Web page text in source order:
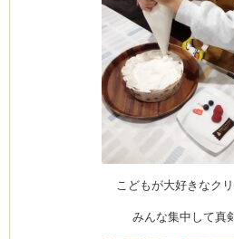
こどもが大好きなク
みんな集中して真